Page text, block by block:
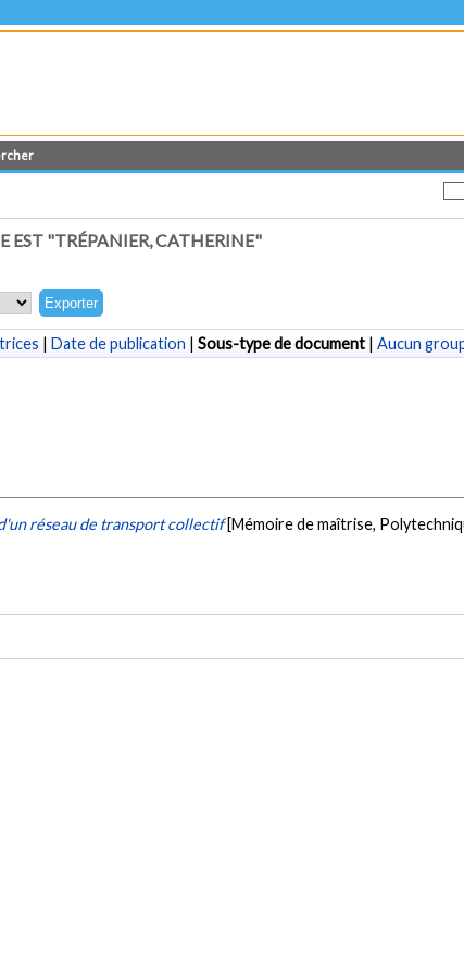
EST "TRÉPANIER, CATHERINE"
| Date de publication | Sous-type de document | Aucun
réseau de transport collectif [Mémoire de maîtrise,